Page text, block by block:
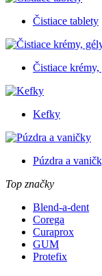
Čistiace tablety
Čistiace
Kefky
Púzdra a
Top značky
Blend-a-dent
Corega
Curaprox
GUM
Protefix